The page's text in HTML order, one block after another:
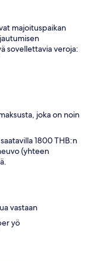
majoituspaikan
sovellettavia veroja:
joka on noin
1800 THB:n
(yhteen
vastaan
yö